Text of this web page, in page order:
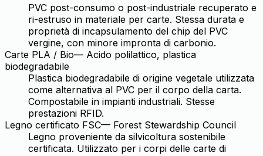
PVC post-consumo o post-industriale recuperato e
ri-estruso in materiale per carte. Stessa durata e
proprietà di incapsulamento del chip del PVC
vergine, con minore impronta di carbonio.
Carte PLA / Bio— Acido polilattico, plastica
biodegradabile
Plastica biodegradabile di origine vegetale utilizzata
come alternativa al PVC per il corpo della carta.
Compostabile in impianti industriali. Stesse
prestazioni RFID.
Legno certificato FSC— Forest Stewardship Council
Legno proveniente da silvicoltura sostenibile
certificata. Utilizzato per i corpi delle carte di